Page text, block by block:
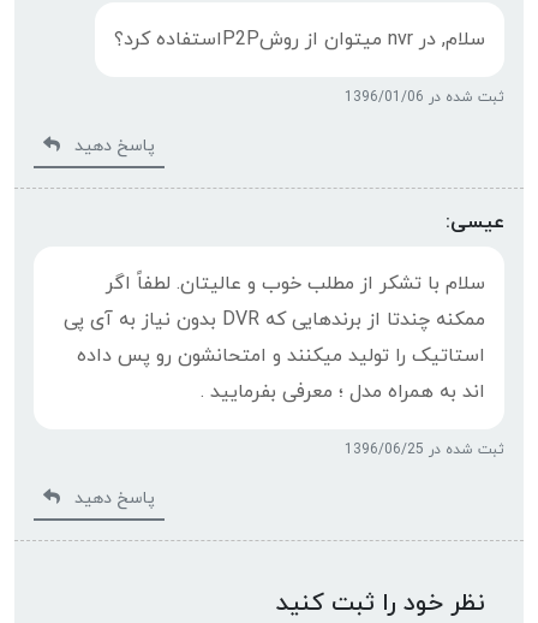
سلام, در nvr میتوان از روشP2Pاستفاده کرد؟
ثبت شده در 1396/01/06
پاسخ دهید
عیسی:
سلام با تشکر از مطلب خوب و عالیتان. لطفاً اگر
ممکنه چندتا از برندهایی که DVR بدون نیاز به آی پی
استاتیک را تولید میکنند و امتحانشون رو پس داده
اند به همراه مدل ؛ معرفی بفرمایید .
ثبت شده در 1396/06/25
پاسخ دهید
نظر خود را ثبت کنید